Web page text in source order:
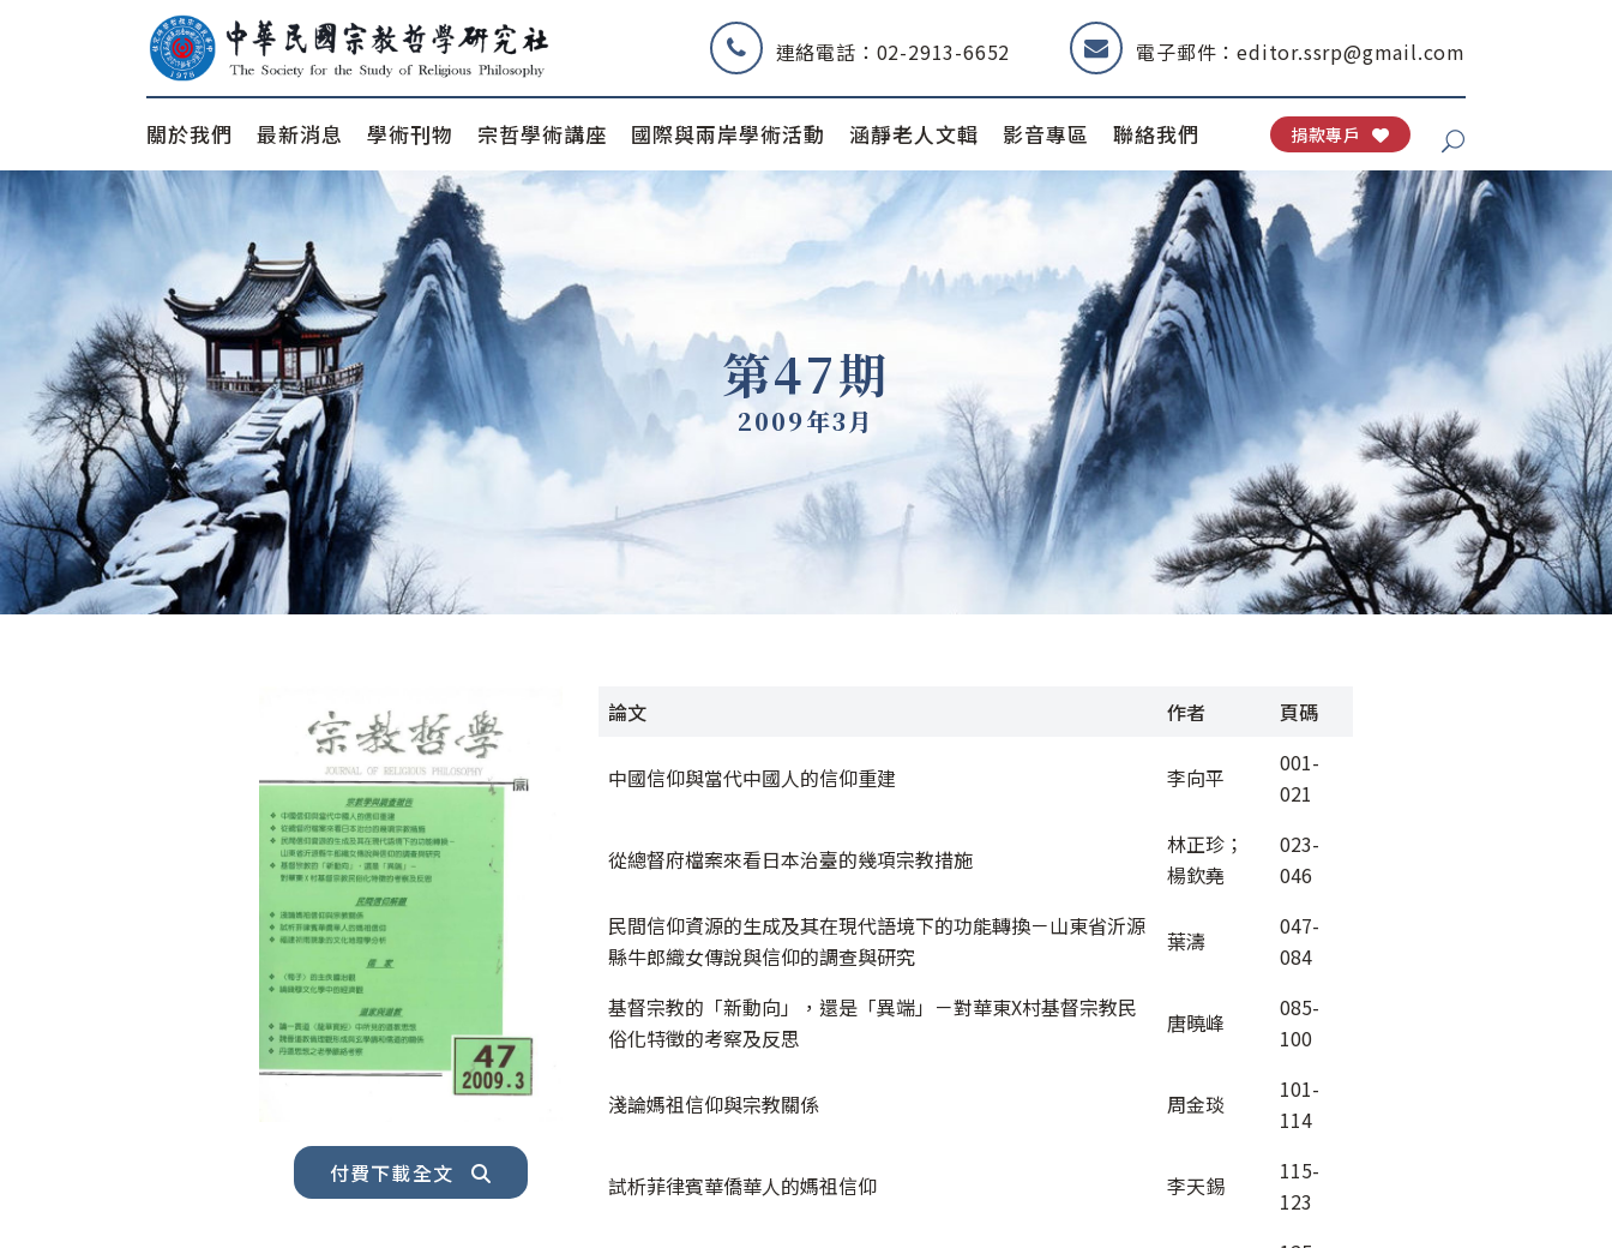
連絡電話：02-2913-6652 電子郵件：editor.ssrp@gmail.com
關於我們 最新消息 學術刊物 宗哲學術講座 國際與兩岸學術活動 涵靜老人文輯 影音專區 聯絡我們 捐款專戶
第47期
2009年3月
付費下載全文
論文 作者 頁碼
中國信仰與當代中國人的信仰重建 李向平
001-
021
從總督府檔案來看日本治臺的幾項宗教措施
林正珍；
楊欽堯
023-
046
民間信仰資源的生成及其在現代語境下的功能轉換－山東省沂源
縣牛郎織女傳說與信仰的調查與研究
葉濤
047-
084
基督宗教的「新動向」，還是「異端」－對華東X村基督宗教民
俗化特徵的考察及反思
唐曉峰
085-
100
淺論媽祖信仰與宗教關係 周金琰
101-
114
試析菲律賓華僑華人的媽祖信仰 李天錫
115-
123